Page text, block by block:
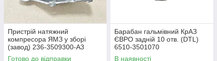
Пристрій натяжний
компресора ЯМЗ у зборі
(завод) 236-3509300-А3
Готово до відправки
Барабан гальмівний КрАЗ
ЄВРО задній 10 отв. (DTL)
6510-3501070
В наявності